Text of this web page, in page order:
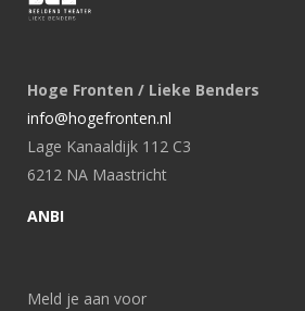
Hoge Fronten / Lieke Benders
info@hogefronten.nl
Lage Kanaaldijk 112 C3
6212 NA Maastricht
ANBI
Meld je aan voor